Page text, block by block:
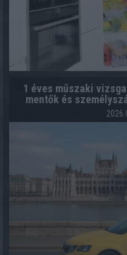
1 éves műszaki
mentők és